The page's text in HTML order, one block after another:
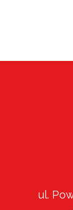
ul.